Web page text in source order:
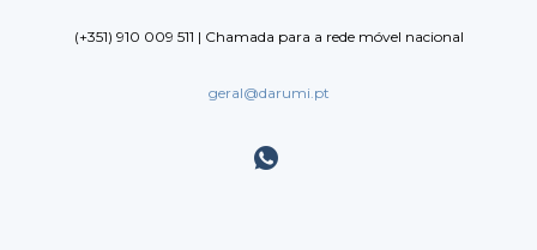
(+351) 910 009 511 | Chamada para a rede móvel nacional
geral@darumi.pt